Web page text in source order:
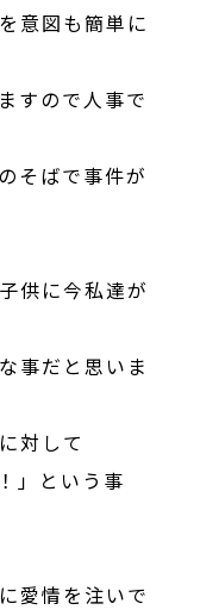
意図も簡単に
すので人事で
そばで事件が
供に今私達が
事だと思いま
対して
」という事
愛情を注いで